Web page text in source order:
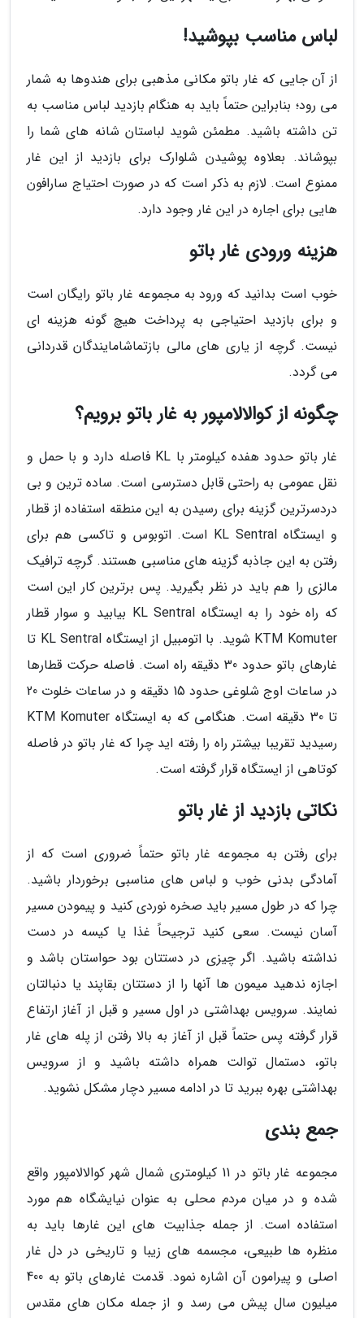
لباس مناسب بپوشید!
از آن جایی که غار باتو مکانی مذهبی برای هندوها به شمار
می رود؛ بنابراین حتماً باید به هنگام بازدید لباس مناسب به
تن داشته باشید. مطمئن شوید لباستان شانه های شما را
بپوشاند. بعلاوه پوشیدن شلوارک برای بازدید از این غار
ممنوع است. لازم به ذکر است که در صورت احتیاج سارافون
هایی برای اجاره در این غار وجود دارد.
هزینه ورودی غار باتو
خوب است بدانید که ورود به مجموعه غار باتو رایگان است
و برای بازدید احتیاجی به پرداخت هیچ گونه هزینه ای
نیست. گرچه از یاری های مالی بازتماشامایندگان قدردانی
می گردد.
چگونه از کوالالامپور به غار باتو برویم؟
غار باتو حدود هفده کیلومتر با KL فاصله دارد و با حمل و
نقل عمومی به راحتی قابل دسترسی است. ساده ترین و بی
دردسرترین گزینه برای رسیدن به این منطقه استفاده از قطار
و ایستگاه KL Sentral است. اتوبوس و تاکسی هم برای
رفتن به این جاذبه گزینه های مناسبی هستند. گرچه ترافیک
مالزی را هم باید در نظر بگیرید. پس برترین کار این است
که راه خود را به ایستگاه KL Sentral بیابید و سوار قطار
KTM Komuter شوید. با اتومبیل از ایستگاه KL Sentral تا
غارهای باتو حدود 30 دقیقه راه است. فاصله حرکت قطارها
در ساعات اوج شلوغی حدود 15 دقیقه و در ساعات خلوت 20
تا 30 دقیقه است. هنگامی که به ایستگاه KTM Komuter
رسیدید تقریبا بیشتر راه را رفته اید چرا که غار باتو در فاصله
کوتاهی از ایستگاه قرار گرفته است.
نکاتی بازدید از غار باتو
برای رفتن به مجموعه غار باتو حتماً ضروری است که از
آمادگی بدنی خوب و لباس های مناسبی برخوردار باشید.
چرا که در طول مسیر باید صخره نوردی کنید و پیمودن مسیر
آسان نیست. سعی کنید ترجیحاً غذا یا کیسه در دست
نداشته باشید. اگر چیزی در دستتان بود حواستان باشد و
اجازه ندهید میمون ها آنها را از دستتان بقاپند یا دنبالتان
نمایند. سرویس بهداشتی در اول مسیر و قبل از آغاز ارتفاع
قرار گرفته پس حتماً قبل از آغاز به بالا رفتن از پله های غار
باتو، دستمال توالت همراه داشته باشید و از سرویس
بهداشتی بهره ببرید تا در ادامه مسیر دچار مشکل نشوید.
جمع بندی
مجموعه غار باتو در 11 کیلومتری شمال شهر کوالالامپور واقع
شده و در میان مردم محلی به عنوان نیایشگاه هم مورد
استفاده است. از جمله جذابیت های این غارها باید به
منظره ها طبیعی، مجسمه های زیبا و تاریخی در دل غار
اصلی و پیرامون آن اشاره نمود. قدمت غارهای باتو به 400
میلیون سال پیش می رسد و از جمله مکان های مقدس